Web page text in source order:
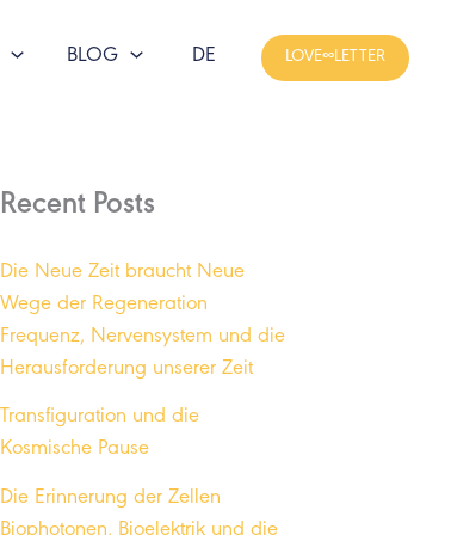
BLOG DE LOVE∞LETTER
Recent Posts
Die Neue Zeit braucht Neue
Wege der Regeneration
Frequenz, Nervensystem und die
Herausforderung unserer Zeit
Transfiguration und die
Kosmische Pause
Die Erinnerung der Zellen